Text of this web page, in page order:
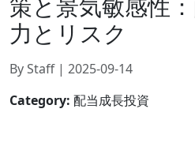
力とリスク
By Staff | 2025-09-14
Category: 配当成長投資